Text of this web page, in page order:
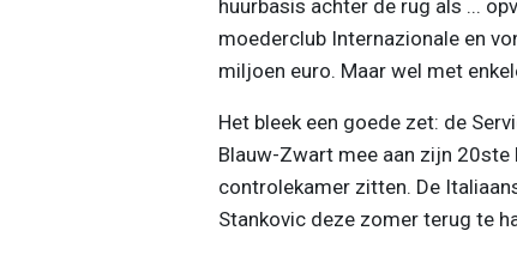
huurbasis achter de rug als ...
moederclub Internazionale en
miljoen euro. Maar wel met
Het bleek een goede zet: de
Blauw-Zwart mee aan zijn
controlekamer zitten. De
Stankovic deze zomer terug te